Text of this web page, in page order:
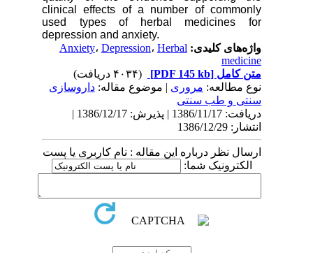
clinical effects of a number of com­monly
used types of herbal medicines for
depression and anxiety.
واژه‌های کلیدی:
Anxiety،Depression،Herbal
medicine
متن کامل[PDF 145 kb]
(۴۰۳۴ دریافت)
نوع مطالعه:مروری| موضوع مقاله:داروسازی
سنتی و طب سنتی
دریافت: 1386/11/17 | پذیرش: 1386/12/17 |
انتشار: 1386/12/29
ارسال نظر درباره این مقاله : نام کاربری یا پست
الکترونیک شما: